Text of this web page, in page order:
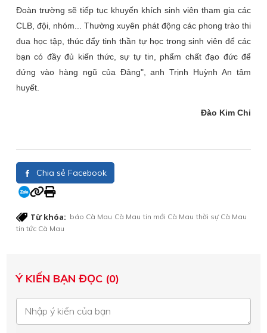
Đoàn trường sẽ tiếp tục khuyến khích sinh viên tham gia các
CLB, đội, nhóm... Thường xuyên phát động các phong trào thi
đua học tập, thúc đẩy tinh thần tự học trong sinh viên để các
bạn có đầy đủ kiến thức, sự tự tin, phẩm chất đạo đức để
đứng vào hàng ngũ của Đảng", anh Trịnh Huỳnh An tâm
huyết.
Đào Kim Chi
Chia sẻ Facebook
Từ khóa: báo Cà Mau Cà Mau tin mới Cà Mau thời sự Cà Mau
tin tức Cà Mau
Ý KIẾN BẠN ĐỌC (0)